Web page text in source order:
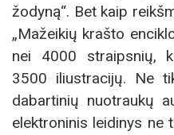
žodyną“. Bet kaip
„Mažeikių krašto
nei 4000 straipsnių,
3500 iliustracijų. Ne
dabartinių nuotraukų
elektroninis leidinys ne